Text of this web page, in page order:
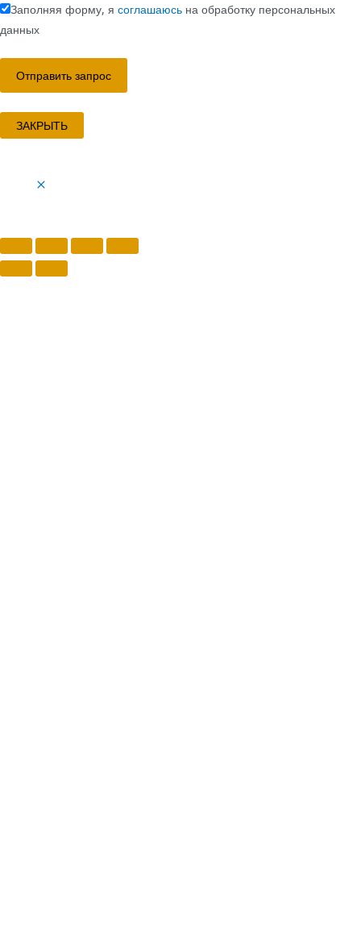
Заполняя форму, я соглашаюсь на обработку персональных
данных
ЗАКРЫТЬ